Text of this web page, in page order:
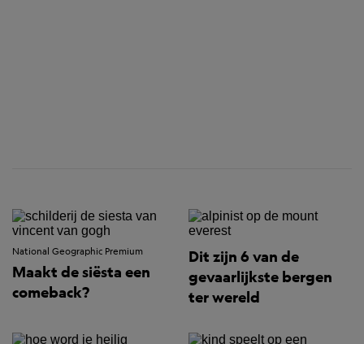
National Geographic Premium
Maakt de siësta een
comeback?
Dit zijn 6 van de
gevaarlijkste bergen
ter wereld